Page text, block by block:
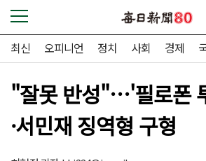
최신 오피니언 정치 사회 경제
"잘못 반성"…'필로폰
·서민재 징역형 구형